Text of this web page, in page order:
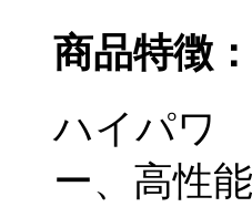
商品特徴：
ハイパワ
ー、高性能